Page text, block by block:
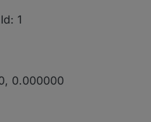
1
0.000000